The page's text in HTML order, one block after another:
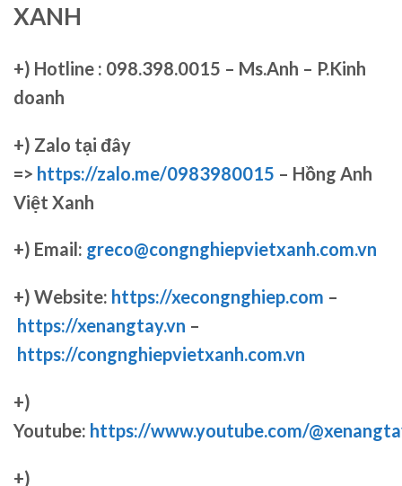
XANH
+) Hotline : 098.398.0015 – Ms.Anh – P.Kinh
doanh
+) Zalo tại đây
=> https://zalo.me/0983980015 – Hồng Anh
Việt Xanh
+) Email: greco@congnghiepvietxanh.com.vn
+) Website: https://xecongnghiep.com –
https://xenangtay.vn –
https://congnghiepvietxanh.com.vn
+)
Youtube: https://www.youtube.com/
+)